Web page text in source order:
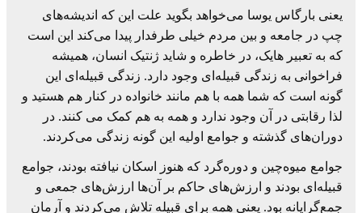
یعنی بارگاس یوسا می‌خواهد بگوید علت این که اندیشه‌های
چپ در جامعه و بین مردم خیلی طرفدار پیدا می‌کند این است
که به تعبیر هایک، در خاطره و شاید ژنتیک انسان، همیشه
فراخوانی به زندگی قبیله‌ای وجود دارد. زندگی قبیله‌ای این
گونه است که شما همه با هم مانند خانواده در کنار هم هستید و
لذا رقابتی در آن وجود ندارد و همه به هم کمک می کنند. در
دوران‌های گذشته و جوامع اولیه این گونه زندگی می‌کردند.
جوامع میوه‌چین و دوره‌گرد که هنوز اسکان نیافته بودند، جوامع
قبیله‌ای بودند و ارزش‌های حاکم بر آن‌ها ارزش‌های جمعی و
جمع‌گرایانه بود. یعنی همه برای قبیله تلاش می‌کردند و آرمان